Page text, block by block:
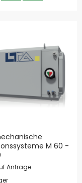
M 60 -
Anfrage